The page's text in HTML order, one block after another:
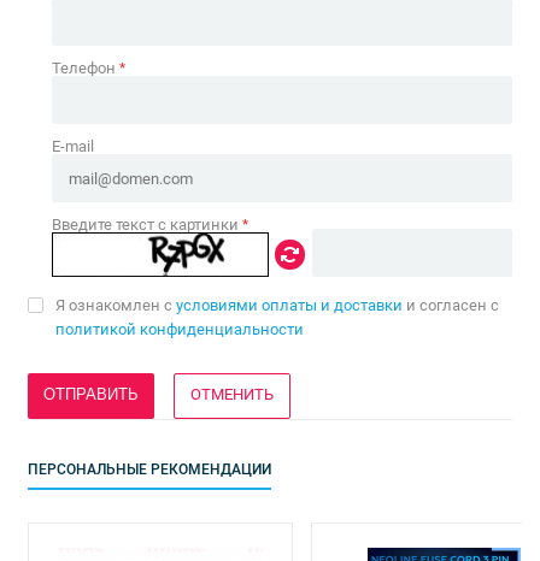
Телефон *
E-mail
Введите текст с картинки *
Я ознакомлен с условиями оплаты и доставки и согласен с
политикой конфиденциальности
ОТМЕНИТЬ
ПЕРСОНАЛЬНЫЕ РЕКОМЕНДАЦИИ